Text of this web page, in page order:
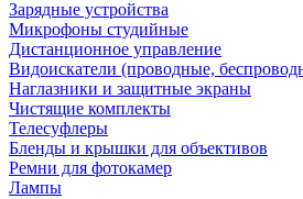
Зарядные устройства
Микрофоны студийные
Дистанционное управление
Видоискатели (проводные,
Наглазники и защитные экраны
Чистящие комплекты
Телесуфлеры
Бленды и крышки для объективов
Ремни для фотокамер
Лампы